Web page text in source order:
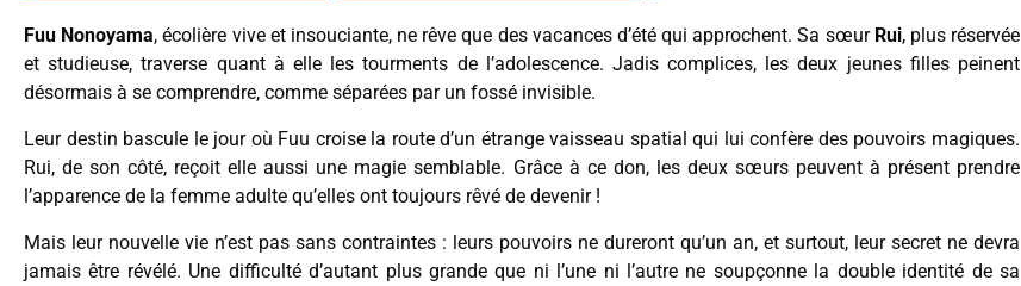
Fuu Nonoyama, écolière vive et insouciante, ne rêve que des vacances d’été qui approchent. Sa sœur Rui, plus réservée
et studieuse, traverse quant à elle les tourments de l’adolescence. Jadis complices, les deux jeunes filles peinent
désormais à se comprendre, comme séparées par un fossé invisible.
Leur destin bascule le jour où Fuu croise la route d’un étrange vaisseau spatial qui lui confère des pouvoirs magiques.
Rui, de son côté, reçoit elle aussi une magie semblable. Grâce à ce don, les deux sœurs peuvent à présent prendre
l’apparence de la femme adulte qu’elles ont toujours rêvé de devenir !
Mais leur nouvelle vie n’est pas sans contraintes : leurs pouvoirs ne dureront qu’un an, et surtout, leur secret ne devra
jamais être révélé. Une difficulté d’autant plus grande que ni l’une ni l’autre ne soupçonne la double identité de sa